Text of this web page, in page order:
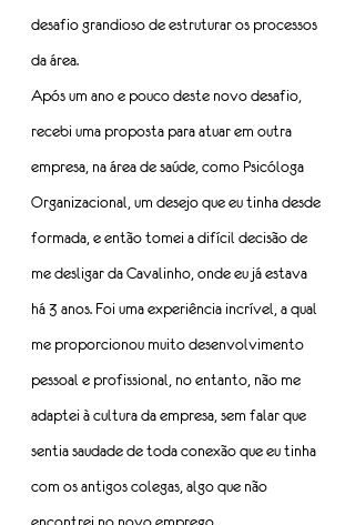
desafio grandioso de estruturar os processos
da área.
Após um ano e pouco deste novo desafio,
recebi uma proposta para atuar em outra
empresa, na área de saúde, como Psicóloga
Organizacional, um desejo que eu tinha desde
formada, e então tomei a difícil decisão de
me desligar da Cavalinho, onde eu já estava
há 3 anos. Foi uma experiência incrível, a qual
me proporcionou muito desenvolvimento
pessoal e profissional, no entanto, não me
adaptei à cultura da empresa, sem falar que
sentia saudade de toda conexão que eu tinha
com os antigos colegas, algo que não